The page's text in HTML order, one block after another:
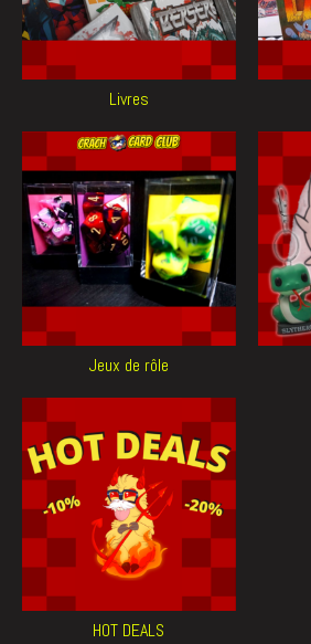
Livres
Jeux de rôle
HOT DEALS